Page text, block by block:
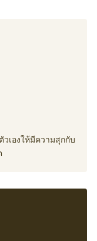
เองให้มีความสุกกับ